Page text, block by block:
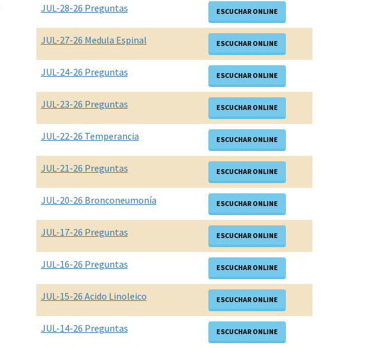
JUL-28-26 Preguntas ESCUCHAR ONLINE
JUL-27-26 Medula Espinal ESCUCHAR ONLINE
JUL-24-26 Preguntas ESCUCHAR ONLINE
JUL-23-26 Preguntas ESCUCHAR ONLINE
JUL-22-26 Temperancia ESCUCHAR ONLINE
JUL-21-26 Preguntas ESCUCHAR ONLINE
JUL-20-26 Bronconeumonía ESCUCHAR ONLINE
JUL-17-26 Preguntas ESCUCHAR ONLINE
JUL-16-26 Preguntas ESCUCHAR ONLINE
JUL-15-26 Acido Linoleico ESCUCHAR ONLINE
JUL-14-26 Preguntas ESCUCHAR ONLINE